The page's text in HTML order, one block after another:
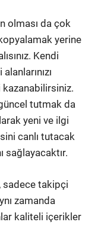
olması da çok
yerine
Kendi
tutmak da
yeni ve ilgi
canlı tutacak
sağlayacaktır.
sadece takipçi
zamanda
kaliteli içerikler